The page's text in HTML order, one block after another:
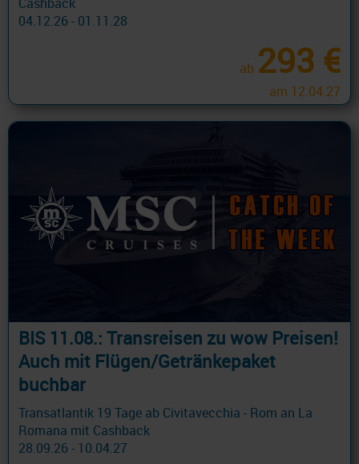
04.12.26 - 01.11.28
ab 293 €
am 12.04.27
BIS 11.08.: Transreisen zu wow Preisen!
Auch mit Flügen/Getränkepaket
buchbar
Transatlantik 19 Tage ab Civitavecchia - Rom an La
Romana mit Cashback
28.09.26 - 10.04.27